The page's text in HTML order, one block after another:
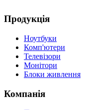
Продукція
Ноутбуки
Комп'ютери
Телевізори
Монітори
Блоки живлення
Компанія